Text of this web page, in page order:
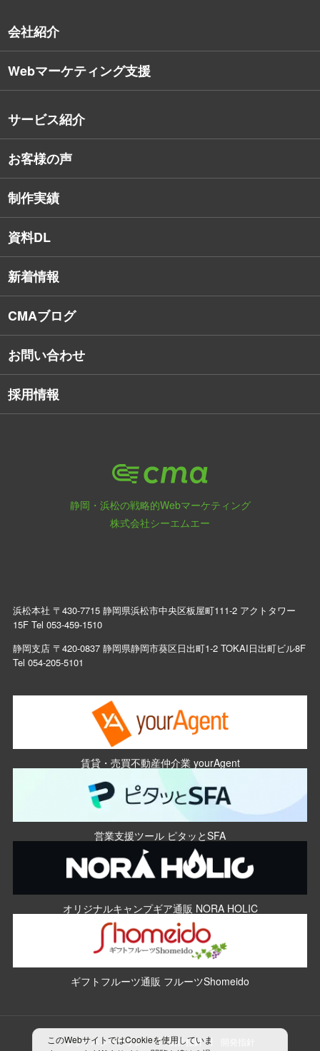
会社紹介
会社概要
デザイナー・エンジニア紹介
社員保有資格
Webマーケティング支援
サービス紹介
戦略的Webサイト制作
インターネット広告
SNSコンサルティング
Webアプリケーション開発
お客様の声
制作実績
資料DL
新着情報
CMAブログ
お問い合わせ
採用情報
静岡・浜松の戦略的Webマーケティング
株式会社シーエムエー
浜松本社 〒430-7715 静岡県浜松市中央区板屋町111-2 アクトタワー
15F Tel 053-459-1510
静岡支店 〒420-0837 静岡県静岡市葵区日出町1-2 TOKAI日出町ビル8F
Tel 054-205-5101
賃貸・売買不動産仲介業 yourAgent
営業支援ツール ピタッとSFA
オリジナルキャンプギア通販 NORA HOLIC
ギフトフルーツ通販 フルーツShomeido
プライバシーポリシー 制作指針
このWebサイトではCookieを使用していま